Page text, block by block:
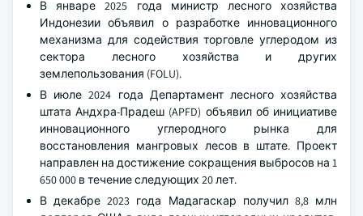
В январе 2025 года министр лесного хозяйства
Индонезии объявил о разработке инновационного
механизма для содействия торговле углеродом из
сектора лесного хозяйства и других
землепользования (FOLU).
В июле 2024 года Департамент лесного хозяйства
штата Андхра-Прадеш (APFD) объявил об инициативе
инновационного углеродного рынка для
восстановления мангровых лесов в штате. Проект
направлен на достижение сокращения выбросов на 1
650 000 в течение следующих 20 лет.
В декабре 2023 года Мадагаскар получил 8,8 млн